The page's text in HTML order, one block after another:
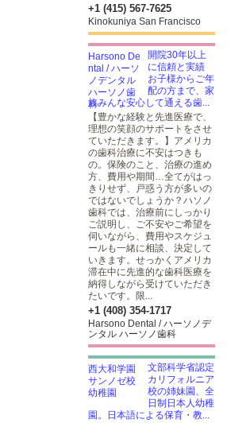
+1 (415) 567-7625
Kinokuniya San Francisco
開院30年以上
に信頼と実績
お子様からご年
配の方まで、家
族みんな安心して通える歯...
【豊かな経験と先進医療で、
理想の笑顔のサポートをさせ
ていただきます。】アメリカ
の歯科治療に不安はつきも
の。保険のこと、治療の進め
方、費用や期間…全てがはっ
きりせず、戸惑う方が多いの
ではないでしょうか？ハソノ
歯科では、治療前にしっかり
ご説明し、ご不安やご希望を
伺いながら、費用やスケジュ
ールも一緒に相談、決定して
いきます。せっかくアメリカ
滞在中に先進的な歯科医療を
納得しながら受けていただき
たいです。限...
+1 (408) 354-1717
Harsono Dental / ハーソノデ
ンタル ハーソノ歯科
文部科学省認定
カリフォルニア
校の姉妹園、全
日制日本人幼稚
園。日本語による保育・教...